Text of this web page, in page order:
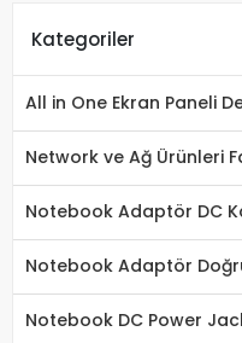
Kategoriler
All in One Ekran Paneli
Network ve Ağ Ürünleri
Notebook Adaptör DC
Notebook Adaptör
Notebook DC Power